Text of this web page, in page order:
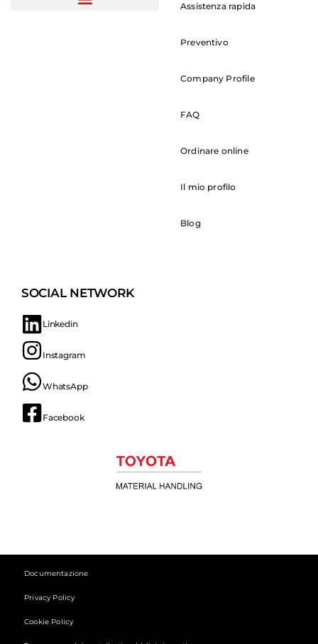
Assistenza rapida
Preventivo
Company Profile
FAQ
Ordinare online
Il mio profilo
Blog
SOCIAL NETWORK
Linkedin
Instagram
WhatsApp
Facebook
Documentazione
Privacy Policy
Cookie Policy